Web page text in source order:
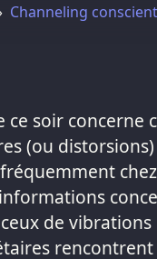
Channeling conscient
ce soir
(ou
de vibrations